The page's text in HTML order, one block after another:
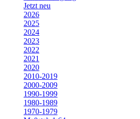
Jetzt neu
2026
2025
2024
2023
2022
2021
2020
2010-2019
2000-2009
1990-1999
1980-1989
1970-1979